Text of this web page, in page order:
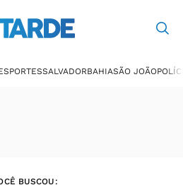
SALVADORBAHIASÃO JOÃO
BUSCOU: